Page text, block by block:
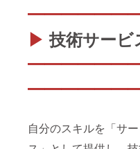
▶ 技術サービ
自分のスキルを「サ